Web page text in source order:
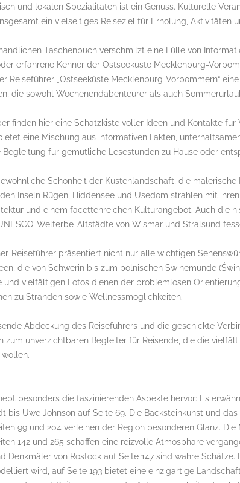
und lokalen Spezialitäten ist ein Genuss. Kulturelle
ein vielseitiges Reiseziel für Erholung, Aktivitäten
Taschenbuch verschmilzt eine Fülle von
erfahrene Kenner der Ostseeküste Mecklenburg-
Reiseführer „Ostseeküste Mecklenburg-Vorpommern“
die sowohl Wochenendabenteurer als auch
finden hier eine Schatzkiste voller Ideen und Kontakte
eine Mischung aus informativen Fakten,
Begleitung für gemütliche Lesestunden zu Hause oder
Schönheit der Küstenlandschaft, die
Inseln Rügen, Hiddensee und Usedom strahlen mit
und einem facettenreichen Kulturangebot. Auch die
Welterbe-Altstädte von Wismar und Stralsund
Reiseführer präsentiert nicht nur alle wichtigen
die von Schwerin bis zum polnischen Swinemünde
und vielfältigen Fotos dienen der problemlosen
zu Stränden sowie Wellnessmöglichkeiten.
Abdeckung des Reiseführers und die geschickte
zum unverzichtbaren Begleiter für Reisende, die die
besonders die faszinierenden Aspekte hervor: Es
bis Uwe Johnson auf Seite 69. Die Backsteinkunst und
99 und 204 verleihen der Region besonderen Glanz. Die
142 und 265 schaffen eine reizvolle Atmosphäre
Denkmäler von Rostock auf Seite 147 sind wahre
wird, auf Seite 193 bietet eine einzigartige